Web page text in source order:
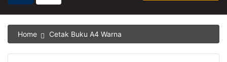
Home Cetak Buku A4 Warna